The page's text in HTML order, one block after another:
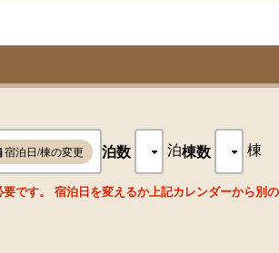
宿泊日/棟の変更 泊数 泊棟数 棟
です。 宿泊日を変えるか上記カレンダーから別